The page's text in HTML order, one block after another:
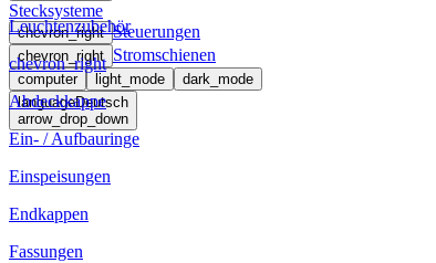
Stecksysteme
chevron_right Steuerungen
chevron_right Stromschienen
computer light_mode
dark_mode
languageDeutsch
arrow_drop_down
Leuchtenzubehör
chevron_right
Abdeckkappe
Ein- / Aufbauringe
Einspeisungen
Endkappen
Fassungen